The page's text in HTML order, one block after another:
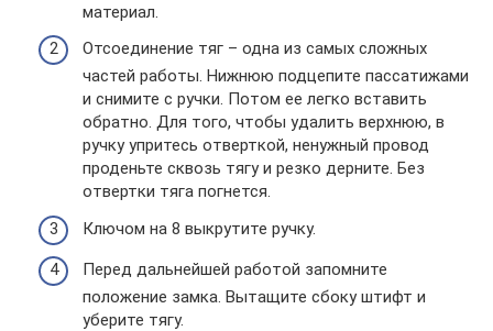
материал.
Отсоединение тяг – одна из самых сложных
частей работы. Нижнюю подцепите пассатижами
и снимите с ручки. Потом ее легко вставить
обратно. Для того, чтобы удалить верхнюю, в
ручку упритесь отверткой, ненужный провод
проденьте сквозь тягу и резко дерните. Без
отвертки тяга погнется.
Ключом на 8 выкрутите ручку.
Перед дальнейшей работой запомните
положение замка. Вытащите сбоку штифт и
уберите тягу.